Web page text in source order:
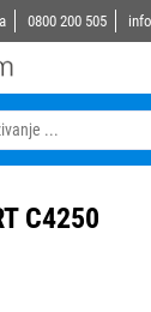
0800 200 505
C4250